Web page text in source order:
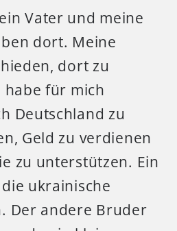
Vater und meine
dort. Meine
dort zu
habe für mich
Deutschland zu
Geld zu verdienen
zu unterstützen. Ein
ukrainische
Der andere Bruder